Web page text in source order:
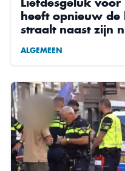
heeft opnieuw de
straalt naast zijn
ALGEMEEN